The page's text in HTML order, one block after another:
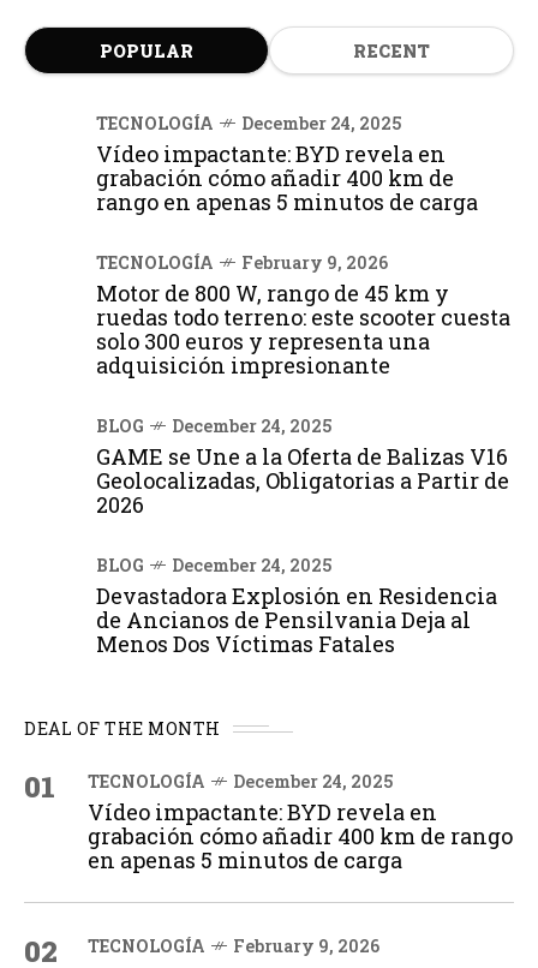
POPULAR RECENT
TECNOLOGÍA December 24, 2025
Vídeo impactante: BYD revela en
grabación cómo añadir 400 km de
rango en apenas 5 minutos de carga
TECNOLOGÍA February 9, 2026
Motor de 800 W, rango de 45 km y
ruedas todo terreno: este scooter cuesta
solo 300 euros y representa una
adquisición impresionante
BLOG December 24, 2025
GAME se Une a la Oferta de Balizas V16
Geolocalizadas, Obligatorias a Partir de
2026
BLOG December 24, 2025
Devastadora Explosión en Residencia
de Ancianos de Pensilvania Deja al
Menos Dos Víctimas Fatales
DEAL OF THE MONTH
01 TECNOLOGÍA December 24, 2025
Vídeo impactante: BYD revela en
grabación cómo añadir 400 km de rango
en apenas 5 minutos de carga
02 TECNOLOGÍA February 9, 2026